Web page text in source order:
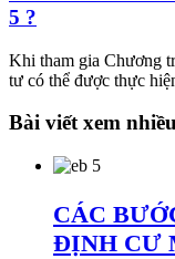
5 ?
Khi tham gia Chương
tư có thể được thực
Bài viết xem nhiều
CÁC
ĐỊNH CƯ